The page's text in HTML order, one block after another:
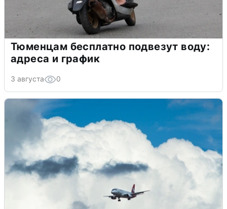
Тюменцам бесплатно подвезут воду:
адреса и график
3 августа 0